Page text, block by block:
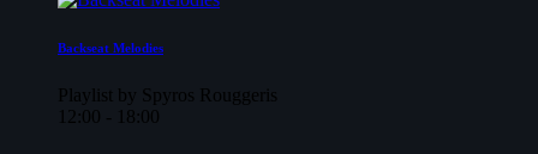
Backseat Melodies
Playlist by Spyros Rouggeris
12:00 - 18:00